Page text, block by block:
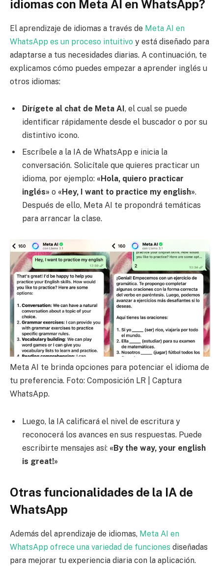
idiomas con Meta AI en WhatsApp?
El aprendizaje de idiomas a través de Meta AI en
WhatsApp es un proceso intuitivo y está diseñado para
adaptarse a tus necesidades diarias. A continuación, te
explicamos cómo puedes empezar a aprender inglés u
otros idiomas:
Dirígete al chat de Meta AI , el cual se puede
identificar rápidamente desde el buscador o por su
distintivo icono.
Escríbele a la IA de WhatsApp e inicia la
conversación. Solicítale que quieres practicar un
idioma, por ejemplo: «Hola, quiero practicar
inglés» o «Hey, I want to practice my english».
Después de ello, Meta AI te propondrá temáticas
para arrancar la clase.
Meta AI te brinda opciones para potenciar el idioma de
tu preferencia. Foto: Composición LR | Captura
WhatsApp.
Luego, la IA calificará el nivel de escritura y
reconocerá los avances en sus respuestas. Puede
escribirte mensajes así: «By the way, your english
is great!»
Otras funcionalidades de la IA de
WhatsApp
Además del aprendizaje de idiomas, Meta AI en
WhatsApp ofrece una variedad de funciones diseñadas
para mejorar tu experiencia diaria con la aplicación.